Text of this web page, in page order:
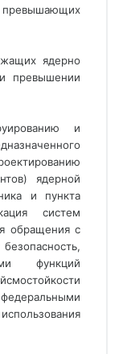
ядерно
превышении
и
ядерной
и пункта
систем
обращения с
функций
федеральными